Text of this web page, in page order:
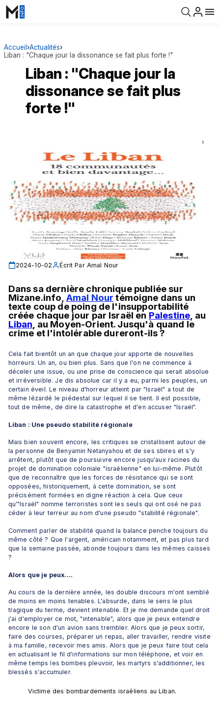
Accueil ›Actualités›
Liban : "Chaque jour la dissonance se fait plus forte !"
Liban : "Chaque jour la
dissonance se fait plus
forte !"
2024-10-02 Écrit Par Amal Nour
Dans sa dernière chronique publiée sur
Mizane.info, Amal Nour témoigne dans un
texte coup de poing de l'insupportabilité
créée chaque jour par Israël en Palestine
Liban, au Moyen-Orient. Jusqu'à quand le
crime et l'intolérable dureront-ils ?
Cela fait bientôt un an que chaque jour apporte de nouvelles
horreurs. Un an, ou bien plus. Sans que l'on ne commence à
déceler une issue, ou une prise de conscience qui serait absolue
et irréversible. Je dis absolue car il y a eu, parmi les peuples, un
certain éveil. Le niveau d'horreur atteint par "Israël" a tout de
même lézardé le piédestal sur lequel il se tient. Il est possible,
tout de même, de dire la catastrophe et d'en accuser "Israël".
Liban : Une pseudo stabilité régionale
Mais bien souvent encore, les critiques se cristallisent autour de
la personne de Benyamin Netanyahou et de ses sbires et s'y
arrêtent, plutôt que de poursuivre encore jusqu'aux racines du
projet de domination coloniale "israélienne" en lui-même. Plutôt
que de reconnaître que les forces de résistance qui se sont
opposées, historiquement, à cette domination, se sont
précisément formées en digne réaction à cela. Que ceux
qu'"Israël" nomme terroristes sont les seuls qui ont osé ne pas
céder à leur terreur au nom d'une pseudo "stabilité régionale".
Comment parler de stabilité quand la balance penche toujours du
même côté ? Que l'argent, américain notamment, et pas plus tard
que la semaine passée, abonde toujours dans les mêmes caisses
?
Alors que je peux....
Au cours de la dernière année, les double discours m'ont semblé
de moins en moins tenables. L'absurde, dans le sens le plus
tragique du terme, devient intenable. Et je me demande quel droit
j'ai d'employer ce mot, "intenable", alors que je peux entendre
encore le son d'un avion sans trembler. Alors que je peux sortir,
faire des courses, préparer un repas, aller travailler, rendre visite
à ma famille, recevoir mes amis. Alors que je peux faire tout cela
en actualisant le fil d'informations sur mon téléphone, et voir en
même temps les bombes pleuvoir, les martyrs s'additionner, les
blessés s'accumuler.
Victime des bombardements israéliens au Liban.